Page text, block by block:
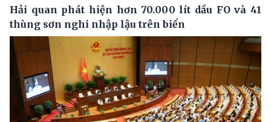
Hải quan phát hiện hơn 70.000 lít dầu FO và 41
thùng sơn nghi nhập lậu trên biển